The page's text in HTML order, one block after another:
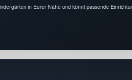
in Eurer Nähe und könnt passende